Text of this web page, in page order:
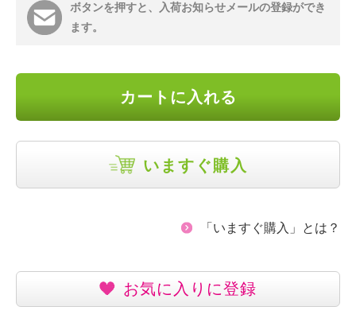
ボタンを押すと、入荷お知らせメールの登録ができ
ます。
カートに入れる
いますぐ購入
「いますぐ購入」とは？
お気に入りに登録